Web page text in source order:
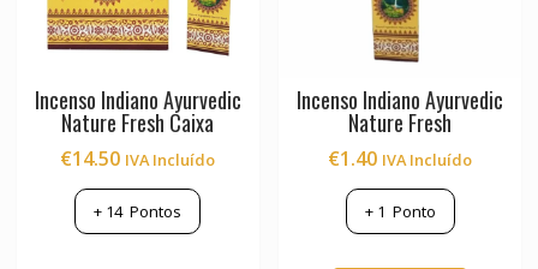
Incenso Indiano Ayurvedic
Nature Fresh Caixa
€14.50 IVA Incluído
+ 14Pontos
Incenso Indiano Ayurvedic
Nature Fresh
€1.40 IVA Incluído
+ 1 Ponto